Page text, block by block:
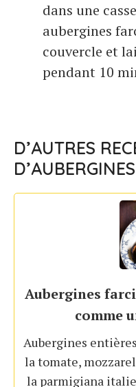
dans une
aubergines
couvercle et
pendant 10
D’AUTRES
Aubergines
comme
Aubergines
la tomate,
la parmigiana